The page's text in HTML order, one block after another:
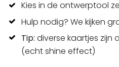
Kies in de ontwerptool
Hulp nodig? We kijken
Tip: diverse kaartjes zijn
(echt shine effect)